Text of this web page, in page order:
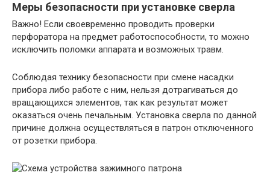
Меры безопасности при установке сверла
Важно! Если своевременно проводить проверки
перфоратора на предмет работоспособности, то можно
исключить поломки аппарата и возможных травм.
Соблюдая технику безопасности при смене насадки
прибора либо работе с ним, нельзя дотрагиваться до
вращающихся элементов, так как результат может
оказаться очень печальным. Установка сверла по данной
причине должна осуществляться в патрон отключенного
от розетки прибора.